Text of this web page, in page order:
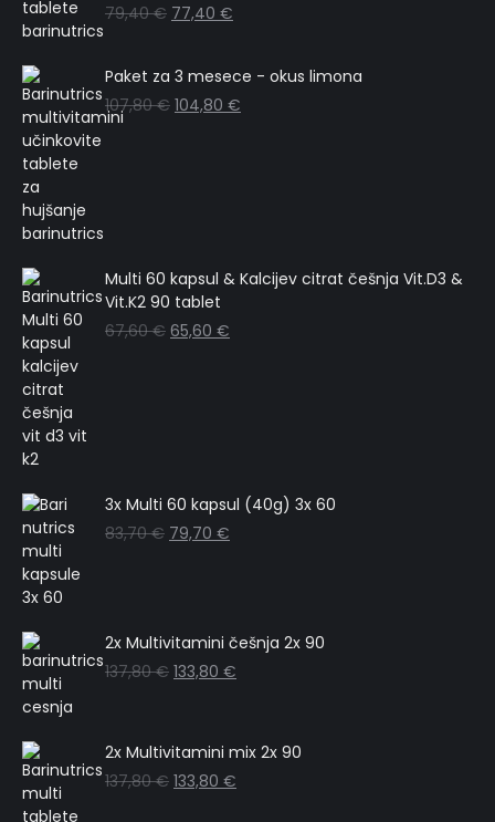
79,40€ 77,40 €
Paket za 3 mesece - okus limona
107,80€ 104,80 €
Multi 60 kapsul & Kalcijev citrat češnja Vit.D3 &
Vit.K2 90 tablet
67,60€ 65,60 €
3x Multi 60 kapsul (40g) 3x 60
83,70€ 79,70 €
2x Multivitamini češnja 2x 90
137,80€ 133,80 €
2x Multivitamini mix 2x 90
137,80€ 133,80 €